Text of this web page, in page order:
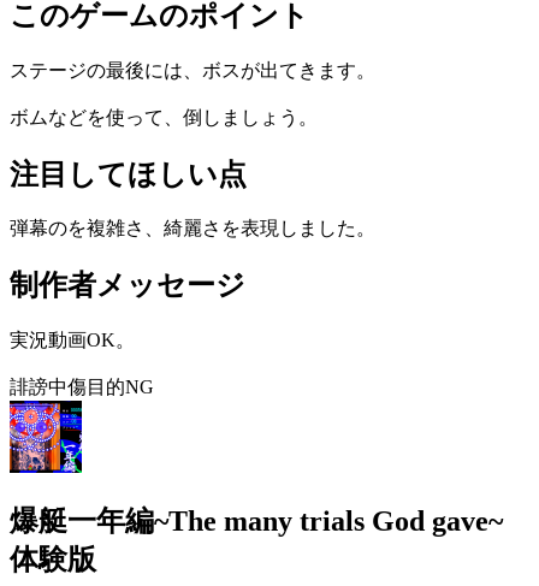
このゲームのポイント
ステージの最後には、ボスが出てきます。
ボムなどを使って、倒しましょう。
注目してほしい点
弾幕のを複雑さ、綺麗さを表現しました。
制作者メッセージ
実況動画OK。
誹謗中傷目的NG
爆艇一年編~The many trials God gave~
体験版